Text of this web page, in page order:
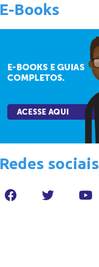
E-Books
Redes sociais